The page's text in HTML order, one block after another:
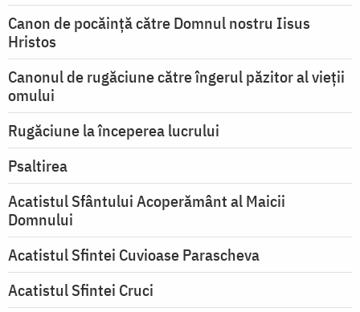
Canon de pocăință către Domnul nostru Iisus
Hristos
Canonul de rugăciune către îngerul păzitor al vieții
omului
Rugăciune la începerea lucrului
Psaltirea
Acatistul Sfântului Acoperământ al Maicii
Domnului
Acatistul Sfintei Cuvioase Parascheva
Acatistul Sfintei Cruci